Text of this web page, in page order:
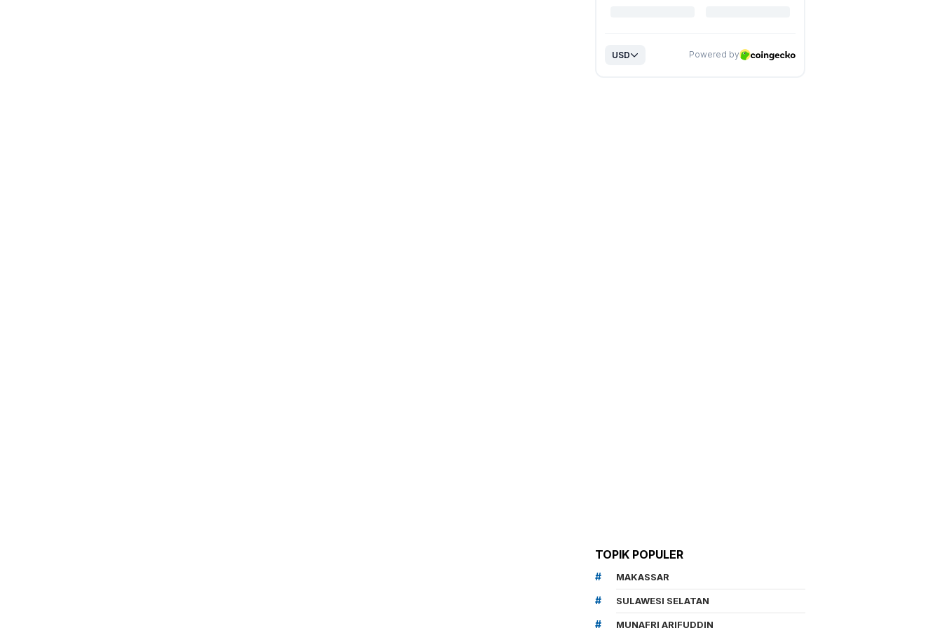
TOPIK POPULER
MAKASSAR
SULAWESI SELATAN
MUNAFRI ARIFUDDIN